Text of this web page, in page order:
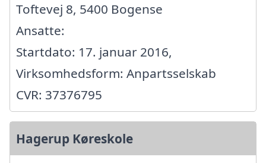
Toftevej 8, 5400 Bogense
Ansatte:
Startdato: 17. januar 2016,
Virksomhedsform: Anpartsselskab
CVR: 37376795
Hagerup Køreskole